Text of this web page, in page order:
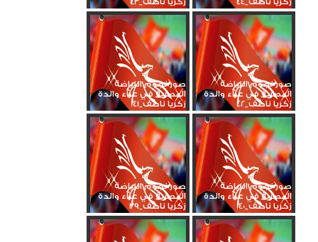
صور نجوم الرياضة
المصرية في عزاء والدة
زكريا ناصف_42
صور نجوم الرياضة
المصرية في عزاء والدة
زكريا ناصف_41
صور نجوم الرياضة
المصرية في عزاء والدة
زكريا ناصف_40
صور نجوم الرياضة
المصرية في عزاء والدة
زكريا ناصف_39